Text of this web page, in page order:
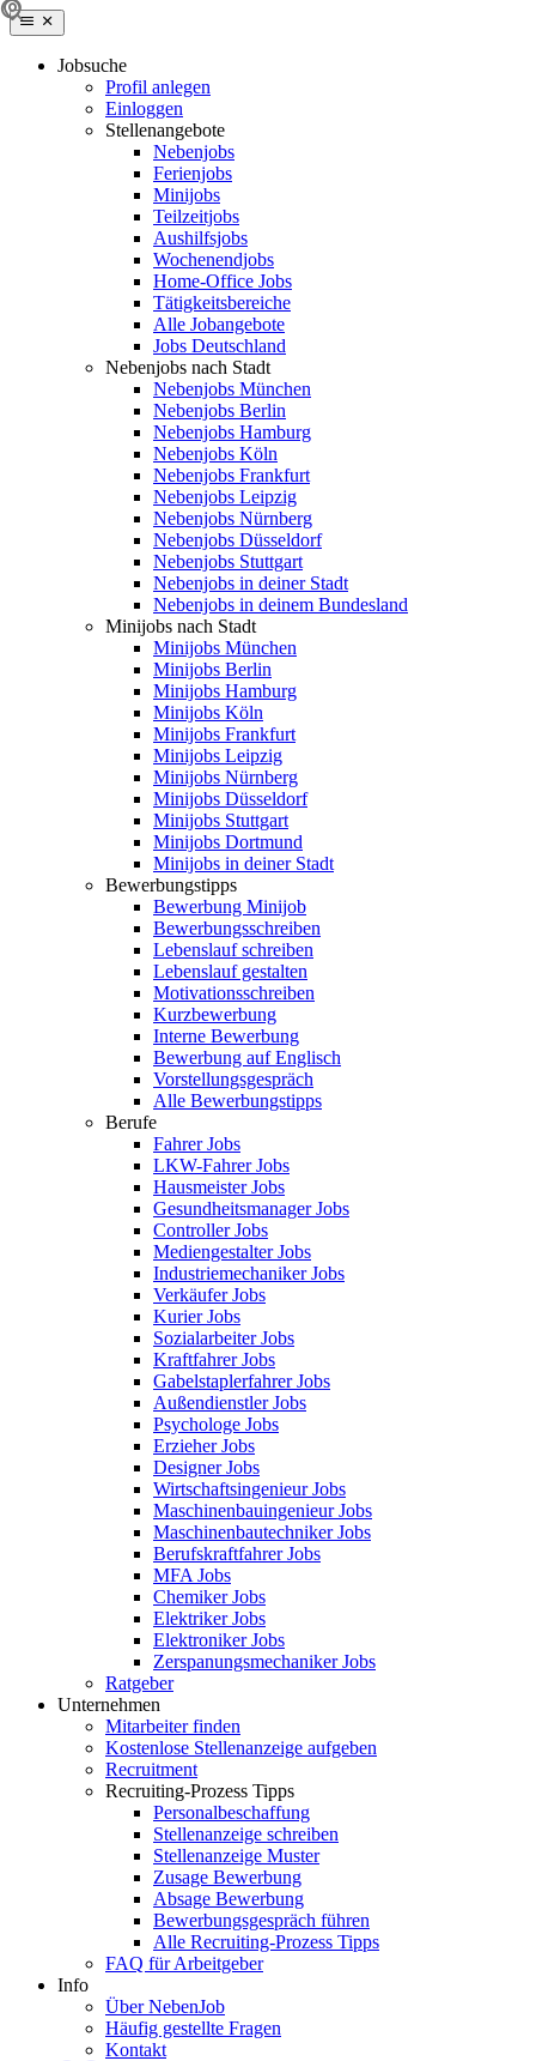
Jobsuche
Profil anlegen
Einloggen
Stellenangebote
Nebenjobs
Ferienjobs
Minijobs
Teilzeitjobs
Aushilfsjobs
Wochenendjobs
Home-Office Jobs
Tätigkeitsbereiche
Alle Jobangebote
Jobs Deutschland
Nebenjobs nach Stadt
Nebenjobs München
Nebenjobs Berlin
Nebenjobs Hamburg
Nebenjobs Köln
Nebenjobs Frankfurt
Nebenjobs Leipzig
Nebenjobs Nürnberg
Nebenjobs Düsseldorf
Nebenjobs Stuttgart
Nebenjobs in deiner Stadt
Nebenjobs in deinem Bundesland
Minijobs nach Stadt
Minijobs München
Minijobs Berlin
Minijobs Hamburg
Minijobs Köln
Minijobs Frankfurt
Minijobs Leipzig
Minijobs Nürnberg
Minijobs Düsseldorf
Minijobs Stuttgart
Minijobs Dortmund
Minijobs in deiner Stadt
Bewerbungstipps
Bewerbung Minijob
Bewerbungsschreiben
Lebenslauf schreiben
Lebenslauf gestalten
Motivationsschreiben
Kurzbewerbung
Interne Bewerbung
Bewerbung auf Englisch
Vorstellungsgespräch
Alle Bewerbungstipps
Berufe
Fahrer Jobs
LKW-Fahrer Jobs
Hausmeister Jobs
Gesundheitsmanager Jobs
Controller Jobs
Mediengestalter Jobs
Industriemechaniker Jobs
Verkäufer Jobs
Kurier Jobs
Sozialarbeiter Jobs
Kraftfahrer Jobs
Gabelstaplerfahrer Jobs
Außendienstler Jobs
Psychologe Jobs
Erzieher Jobs
Designer Jobs
Wirtschaftsingenieur Jobs
Maschinenbauingenieur Jobs
Maschinenbautechniker Jobs
Berufskraftfahrer Jobs
MFA Jobs
Chemiker Jobs
Elektriker Jobs
Elektroniker Jobs
Zerspanungsmechaniker Jobs
Ratgeber
Unternehmen
Mitarbeiter finden
Kostenlose Stellenanzeige aufgeben
Recruitment
Recruiting-Prozess Tipps
Personalbeschaffung
Stellenanzeige schreiben
Stellenanzeige Muster
Zusage Bewerbung
Absage Bewerbung
Bewerbungsgespräch führen
Alle Recruiting-Prozess Tipps
FAQ für Arbeitgeber
Info
Über NebenJob
Häufig gestellte Fragen
Kontakt